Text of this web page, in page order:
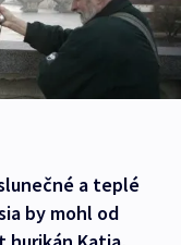
a teplé
by mohl od